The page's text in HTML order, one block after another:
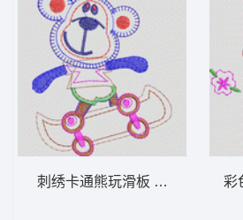
刺绣卡通熊玩滑板 卡通童装